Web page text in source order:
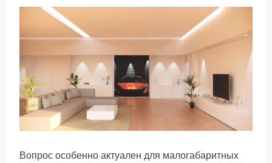
Вопрос особенно актуален для малогабаритных